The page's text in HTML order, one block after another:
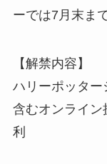
ーでは7月末ま
【解禁内容】
ハリーポッター
含むオンライ
利